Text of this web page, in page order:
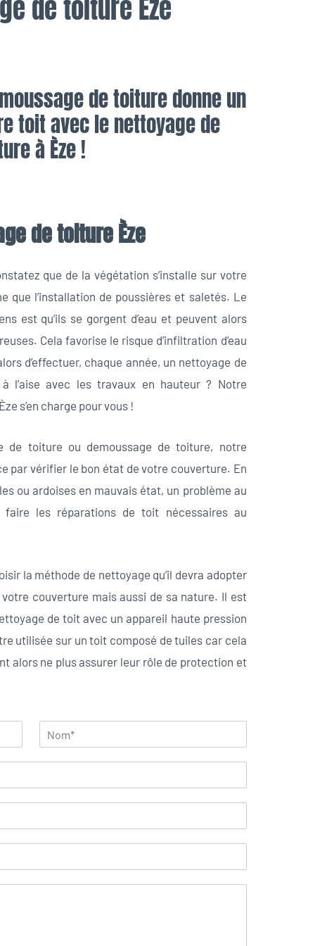
de toiture Èze
de toiture donne un
toit avec le nettoyage de
à Èze !
de toiture Èze
que de la végétation s’installe sur votre
que l’installation de poussières et saletés. Le
est qu’ils se gorgent d’eau et peuvent alors
Cela favorise le risque d’infiltration d’eau
d’effectuer, chaque année, un nettoyage de
l’aise avec les travaux en hauteur ? Notre
s’en charge pour vous !
de toiture ou demoussage de toiture, notre
par vérifier le bon état de votre couverture. En
ou ardoises en mauvais état, un problème au
les réparations de toit nécessaires au
la méthode de nettoyage qu’il devra adopter
couverture mais aussi de sa nature. Il est
de toit avec un appareil haute pression
utilisée sur un toit composé de tuiles car cela
alors ne plus assurer leur rôle de protection et